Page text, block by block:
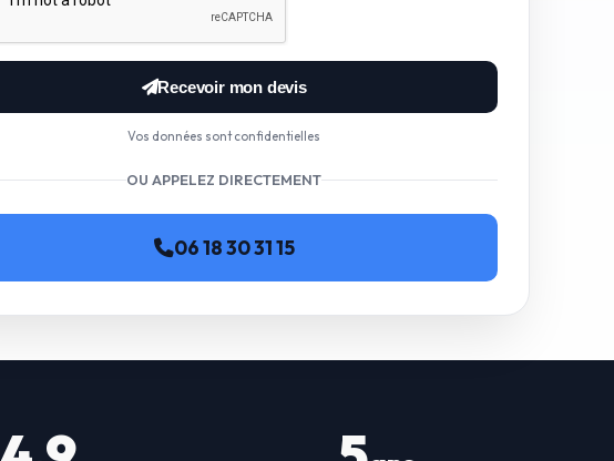
Recevoir mon devis
Vos données sont confidentielles
OU APPELEZ DIRECTEMENT
06 18 30 31 15